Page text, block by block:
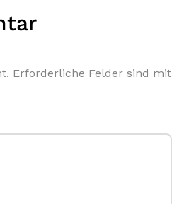
Erforderliche Felder sind mit